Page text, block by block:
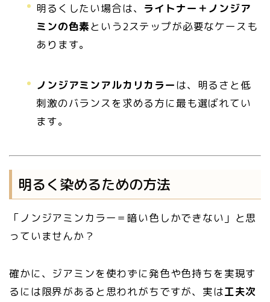
明るくしたい場合は、 ライトナー＋ノンジア
ミンの色素という2ステップが必要なケースも
あります。
ノンジアミンアルカリカラーは、明るさと低
刺激のバランスを求める方に最も選ばれてい
ます。
明るく染めるための方法
「ノンジアミンカラー＝暗い色しかできない」と思
っていませんか？
確かに、ジアミンを使わずに発色や色持ちを実現す
るには限界があると思われがちですが、実は工夫次